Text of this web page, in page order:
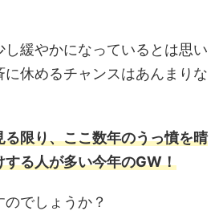
緩やかになっているとは思い
に休めるチャンスはあんまりな
限り、ここ数年のうっ憤を晴
する人が多い今年のGW！
でしょうか？